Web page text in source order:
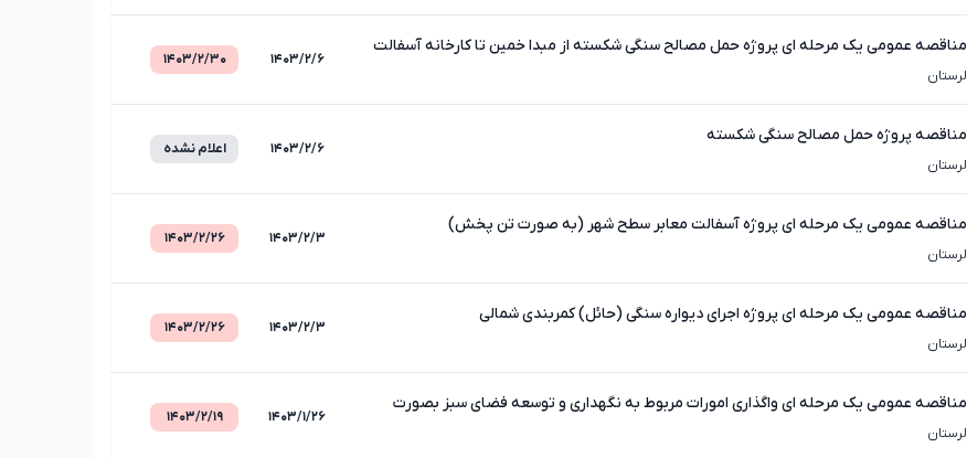
مناقصه عمومی یک مرحله ای پروژه حمل مصالح سنگی شکسته از مبدا خمین تا کارخانه آسفالت
شهرداری
لرستان
۱۴۰۳/۲/۶ ۱۴۰۳/۲/۳۰
مناقصه پروژه حمل مصالح سنگی شکسته
لرستان
۱۴۰۳/۲/۶ اعلام نشده
مناقصه عمومی یک مرحله ای پروژه آسفالت معابر سطح شهر (به صورت تن پخش)
لرستان
۱۴۰۳/۲/۳ ۱۴۰۳/۲/۲۶
مناقصه عمومی یک مرحله ای پروژه اجرای دیواره سنگی (حائل) کمربندی شمالی
لرستان
۱۴۰۳/۲/۳ ۱۴۰۳/۲/۲۶
مناقصه عمومی یک مرحله ای واگذاری امورات مربوط به نگهداری و توسعه فضای سبز بصورت
حجمی
لرستان
۱۴۰۳/۱/۲۶ ۱۴۰۳/۲/۱۹